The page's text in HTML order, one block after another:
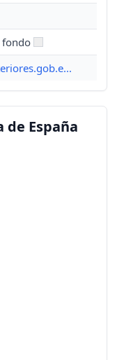
fondo
de España